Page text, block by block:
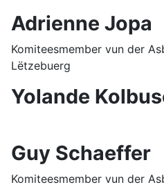
Adrienne Jopa
Komiteesmember vun der
Lëtzebuerg
Yolande
Guy Schaeffer
Komiteesmember vun der